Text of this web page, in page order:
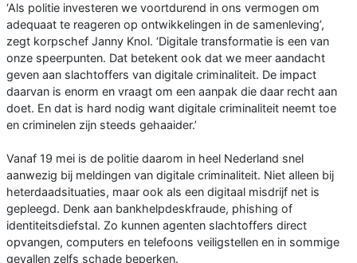
‘Als politie investeren we voortdurend in ons vermogen om
adequaat te reageren op ontwikkelingen in de samenleving’,
zegt korpschef Janny Knol. ‘Digitale transformatie is een van
onze speerpunten. Dat betekent ook dat we meer aandacht
geven aan slachtoffers van digitale criminaliteit. De impact
daarvan is enorm en vraagt om een aanpak die daar recht aan
doet. En dat is hard nodig want digitale criminaliteit neemt toe
en criminelen zijn steeds gehaaider.’
Vanaf 19 mei is de politie daarom in heel Nederland snel
aanwezig bij meldingen van digitale criminaliteit. Niet alleen bij
heterdaadsituaties, maar ook als een digitaal misdrijf net is
gepleegd. Denk aan bankhelpdeskfraude, phishing of
identiteitsdiefstal. Zo kunnen agenten slachtoffers direct
opvangen, computers en telefoons veiligstellen en in sommige
gevallen zelfs schade beperken.